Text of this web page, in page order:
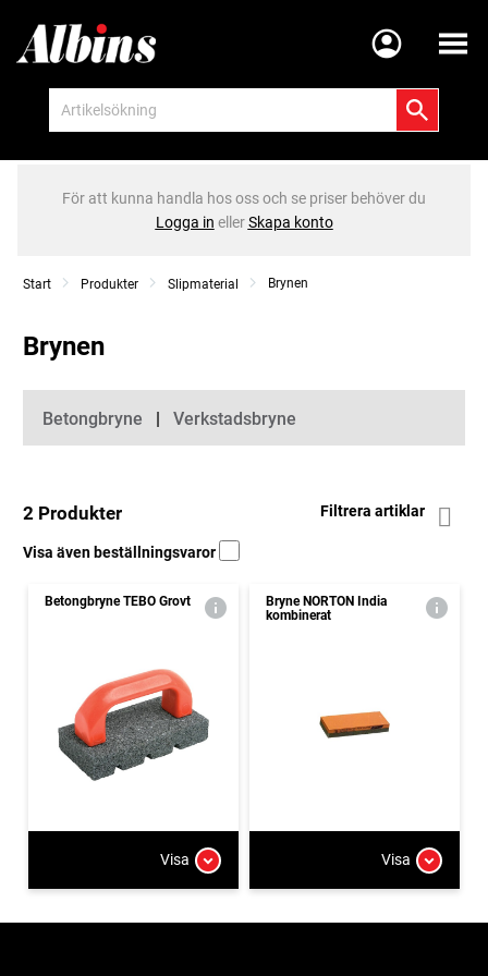
Meny
För att kunna handla hos oss och se priser behöver du
Logga in ellerSkapa konto
Start Produkter Slipmaterial Brynen
Brynen
Kategorier
Betongbryne Verkstadsbryne
2 Produkter Filtrera artiklar
Visa även beställningsvaror
Betongbryne TEBO Grovt
Visa
Bryne NORTON India
kombinerat
Visa